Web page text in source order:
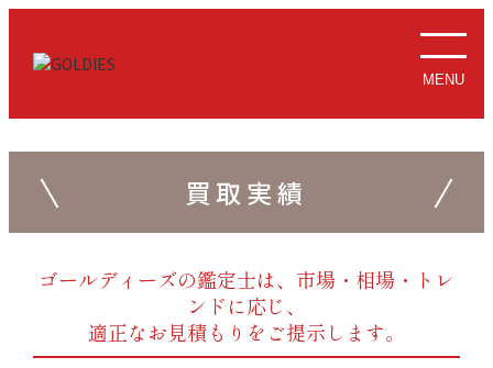
MENU
買取実績
ゴールディーズの鑑定士は、市場・相場・トレ
ンドに応じ、
適正なお見積もりをご提示します。